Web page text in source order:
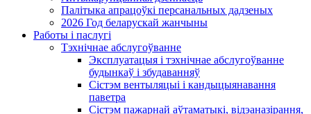
Палітыка апрацоўкі персанальных дадзеных
2026 Год беларускай жанчыны
Работы і паслугі
Тэхнічнае абслугоўванне
Эксплуатацыя і тэхнічнае абслугоўванне
будынкаў і збудаванняў
Сістэм вентыляцыі і кандыцыянавання
паветра
Сістэм пажарнай аўтаматыкі, відэаназірання,